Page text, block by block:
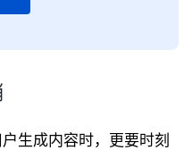
生成内容时，更要时刻